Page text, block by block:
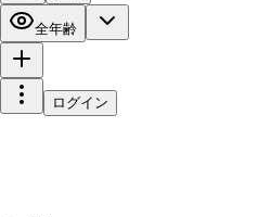
全年齢
ログイン